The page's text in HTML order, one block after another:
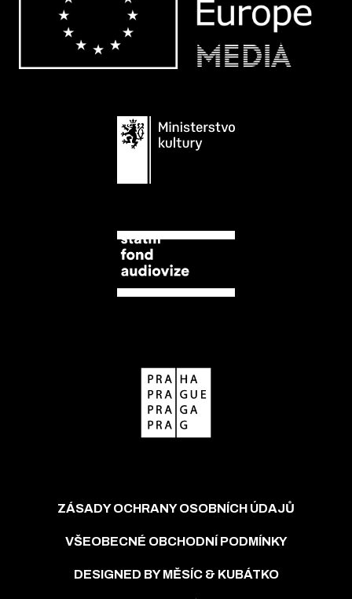
ZÁSADY OCHRANY OSOBNÍCH ÚDAJŮ
VŠEOBECNÉ OBCHODNÍ PODMÍNKY
DESIGNED BY MĚSÍC & KUBÁTKO